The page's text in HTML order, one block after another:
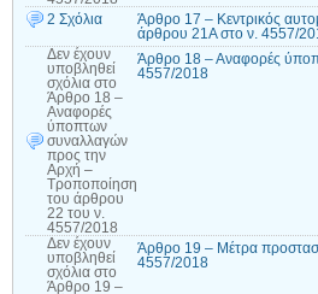
2 Σχόλια
Άρθρο 17 – Κεντρικός
άρθρου 21Α στο ν. 4557/
Δεν έχουν
υποβληθεί
σχόλια στο
Άρθρο 18 –
Αναφορές
ύποπτων
συναλλαγών
προς την
Αρχή –
Τροποποίηση
του άρθρου
22 του ν.
4557/2018
Άρθρο 18 – Αναφορές
4557/2018
Δεν έχουν
υποβληθεί
σχόλια στο
Άρθρο 19 –
Άρθρο 19 – Μέτρα
4557/2018